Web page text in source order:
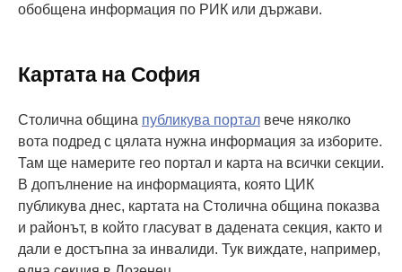
обобщена информация по РИК или държави.
Картата на София
Столична община публикува портал вече няколко
вота подред с цялата нужна информация за изборите.
Там ще намерите гео портал и карта на всички секции.
В допълнение на информацията, която ЦИК
публикува днес, картата на Столична община показва
и районът, в който гласуват в дадената секция, както и
дали е достъпна за инвалиди. Тук виждате, например,